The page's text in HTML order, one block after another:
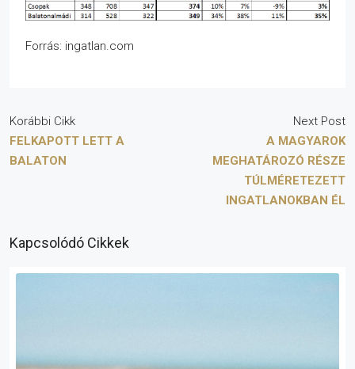
Forrás: ingatlan.com
Korábbi Cikk
FELKAPOTT LETT A
BALATON
Next Post
A MAGYAROK
MEGHATÁROZÓ RÉSZE
TÚLMÉRETEZETT
INGATLANOKBAN ÉL
Kapcsolódó Cikkek